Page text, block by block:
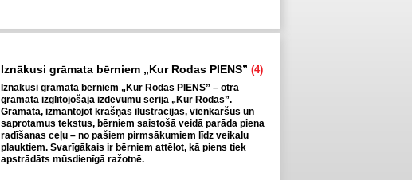
Iznākusi grāmata bērniem „Kur Rodas PIENS” (4)
Iznākusi grāmata bērniem „Kur Rodas PIENS” – otrā
grāmata izglītojošajā izdevumu sērijā „Kur Rodas”.
Grāmata, izmantojot krāšņas ilustrācijas, vienkāršus un
saprotamus tekstus, bērniem saistošā veidā parāda piena
radīšanas ceļu – no pašiem pirmsākumiem līdz veikalu
plauktiem. Svarīgākais ir bērniem attēlot, kā piens tiek
apstrādāts mūsdienīgā ražotnē.